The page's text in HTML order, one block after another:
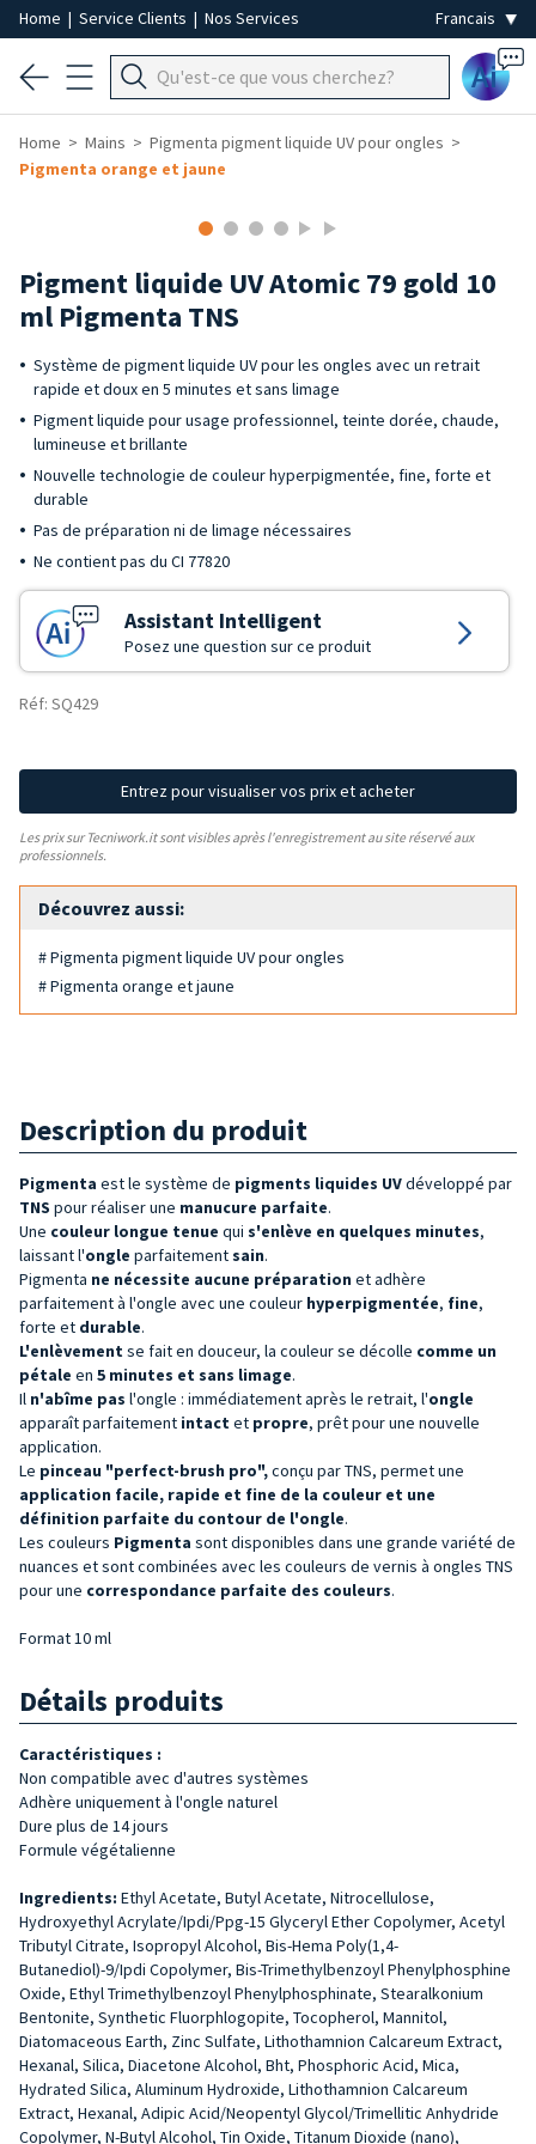
Home | Service Clients | Nos Services
Ai
Home Mains
Pigmenta pigment liquide UV pour ongles
Pigmenta orange et jaune
Pigment liquide UV Atomic 79 gold 10
ml Pigmenta TNS
Système de pigment liquide UV pour les ongles avec un retrait
rapide et doux en 5 minutes et sans limage
Pigment liquide pour usage professionnel, teinte dorée, chaude,
lumineuse et brillante
Nouvelle technologie de couleur hyperpigmentée, fine, forte et
durable
Pas de préparation ni de limage nécessaires
Ne contient pas du CI 77820
Assistant Intelligent
Posez une question sur ce produit
Réf: SQ429
Entrez pour visualiser vos prix et acheter
Les prix sur Tecniwork.it sont visibles après l'enregistrement au site réservé aux
professionnels.
Découvrez aussi:
# Pigmenta pigment liquide UV pour ongles
# Pigmenta orange et jaune
Description du produit
Pigmenta est le système de pigments liquides UVdéveloppé par
TNS pour réaliser une manucure parfaite.
Une couleur longue tenue qui s'enlève en quelques minutes,
laissant l'ongle parfaitementsain.
Pigmenta ne nécessite aucune préparation et adhère
parfaitement à l'ongle avec une couleur hyperpigmentée, fine,
forte et durable.
L'enlèvement se fait en douceur, la couleur se décolle comme un
pétale en 5 minutes et sans limage.
Il n'abîme pas l'ongle : immédiatement après le retrait, l'ongle
apparaît parfaitement intact et propre, prêt pour une nouvelle
application.
Le pinceau "perfect-brush pro",conçu par TNS, permet une
application facile, rapide et fine de la couleur et une
définition parfaite du contour de l'ongle.
Les couleurs Pigmenta sont disponibles dans une grande variété de
nuances et sont combinées avec les couleurs de vernis à ongles TNS
pour une correspondance parfaite des couleurs.
Format 10 ml
Détails produits
Caractéristiques :
Non compatible avec d'autres systèmes
Adhère uniquement à l'ongle naturel
Dure plus de 14 jours
Formule végétalienne
Ingredients: Ethyl Acetate, Butyl Acetate, Nitrocellulose,
Hydroxyethyl Acrylate/Ipdi/Ppg-15 Glyceryl Ether Copolymer, Acetyl
Tributyl Citrate, Isopropyl Alcohol, Bis-Hema Poly(1,4-
Butanediol)-9/Ipdi Copolymer, Bis-Trimethylbenzoyl Phenylphosphine
Oxide, Ethyl Trimethylbenzoyl Phenylphosphinate, Stearalkonium
Bentonite, Synthetic Fluorphlogopite, Tocopherol, Mannitol,
Diatomaceous Earth, Zinc Sulfate, Lithothamnion Calcareum Extract,
Hexanal, Silica, Diacetone Alcohol, Bht, Phosphoric Acid, Mica,
Hydrated Silica, Aluminum Hydroxide, Lithothamnion Calcareum
Extract, Hexanal, Adipic Acid/Neopentyl Glycol/Trimellitic Anhydride
Copolymer, N-Butyl Alcohol, Tin Oxide, Titanum Dioxide (nano),